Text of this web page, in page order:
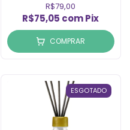
R$79,00
R$75,05 comPix
COMPRAR
ESGOTADO